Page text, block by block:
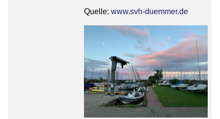
Quelle:www.svh-duemmer.de